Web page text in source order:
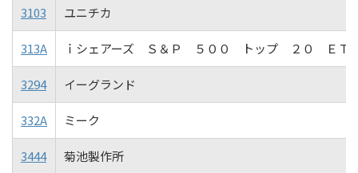
3103 ユニチカ
313A ｉシェアーズ Ｓ＆Ｐ ５００ トップ ２０ ＥＴ
3294 イーグランド
332A ミーク
3444 菊池製作所